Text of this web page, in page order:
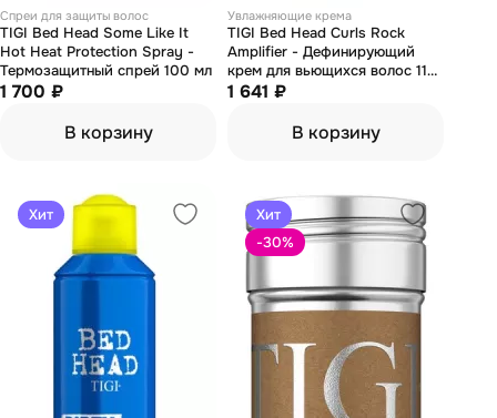
Спреи для защиты волос
TIGI Bed Head Some Like It
Hot Heat Protection Spray -
Термозащитный спрей 100 мл
1 700 ₽
В корзину
Увлажняющие крема
TIGI Bed Head Curls Rock
Amplifier - Дефинирующий
крем для вьющихся волос 113
мл
1 641 ₽
В корзину
Хит
Хит
-30%